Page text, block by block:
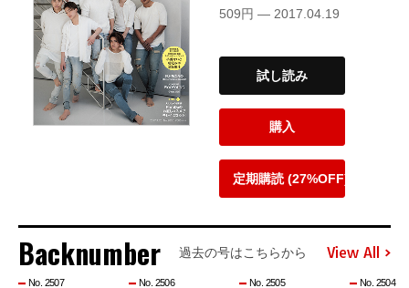
509円 — 2017.04.19
試し読み
購入
定期購読 (27%OFF)
Backnumber 過去の号はこちらから View All
No. 2507 No. 2506 No. 2505 No. 2504